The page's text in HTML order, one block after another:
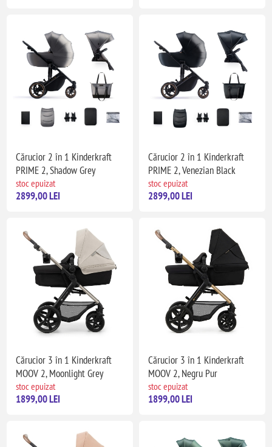
Cărucior 2 în 1 Kinderkraft
PRIME 2, Shadow Grey
stoc epuizat
2899,00 LEI
Cărucior 2 în 1 Kinderkraft
PRIME 2, Venezian Black
stoc epuizat
2899,00 LEI
Cărucior 3 în 1 Kinderkraft
MOOV 2, Moonlight Grey
stoc epuizat
1899,00 LEI
Cărucior 3 în 1 Kinderkraft
MOOV 2, Negru Pur
stoc epuizat
1899,00 LEI